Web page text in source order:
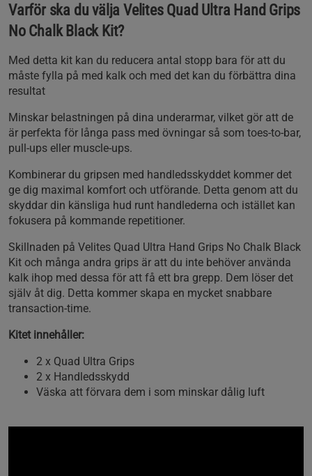
Varför ska du välja Velites Quad Ultra Hand Grips
No Chalk Black Kit?
Med detta kit kan du reducera antal stopp bara för att du
måste fylla på med kalk och med det kan du förbättra dina
resultat
Minskar belastningen på dina underarmar, vilket gör att de
är perfekta för långa pass med övningar så som toes-to-bar,
pull-ups eller muscle-ups.
Kombinerar du gripsen med handledsskyddet kommer det
ge dig maximal komfort och utförande. Detta genom att du
skyddar din känsliga hud runt handlederna och istället kan
fokusera på kommande repetitioner.
Skillnaden på Velites Quad Ultra Hand Grips No Chalk Black
Kit och många andra grips är att du inte behöver använda
kalk ihop med dessa för att få ett bra grepp. Dem löser det
själv åt dig. Detta kommer skapa en mycket snabbare
transaction-time.
Kitet innehåller:
2 x Quad Ultra Grips
2 x Handledsskydd
Väska att förvara dem i som minskar dålig luft